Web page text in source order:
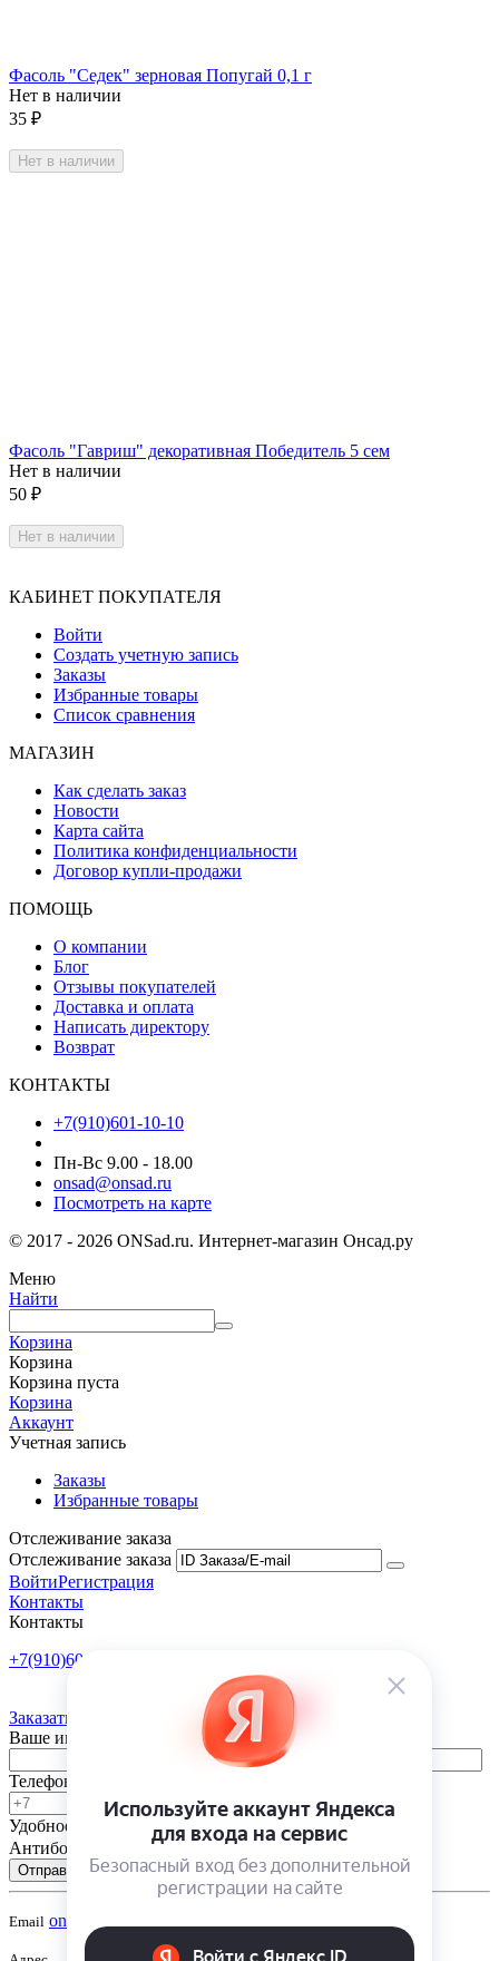
Фасоль "Седек" зерновая Попугай 0,1 г
Нет в наличии
35 ₽
Нет в наличии
Фасоль "Гавриш" декоративная Победитель 5 сем
Нет в наличии
50 ₽
Нет в наличии
КАБИНЕТ ПОКУПАТЕЛЯ
Войти
Создать учетную запись
Заказы
Избранные товары
Список сравнения
МАГАЗИН
Как сделать заказ
Новости
Карта сайта
Политика конфиденциальности
Договор купли-продажи
ПОМОЩЬ
О компании
Блог
Отзывы покупателей
Доставка и оплата
Написать директору
Возврат
КОНТАКТЫ
+7(910)601-10-10
Пн-Вс 9.00 - 18.00
onsad@onsad.ru
Посмотреть на карте
© 2017 - 2026 ONSad.ru. Интернет-магазин Онсад.ру
Меню
Найти
Корзина
Корзина
Корзина пуста
Корзина
Аккаунт
Учетная запись
Заказы
Избранные товары
Отслеживание заказа
Отслеживание заказа
ВойтиРегистрация
Контакты
Контакты
+7(910)601-10-10
Заказать обратный звонок
Ваше имя
Телефон
Удобное время
-
Антибот
Отправить
Email onsad@onsad.ru